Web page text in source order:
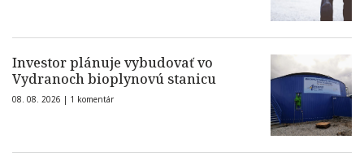
Investor plánuje vybudovať vo
Vydranoch bioplynovú stanicu
08. 08. 2026 | 1 komentár